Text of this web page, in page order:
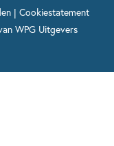
| Cookiestatement
WPG Uitgevers